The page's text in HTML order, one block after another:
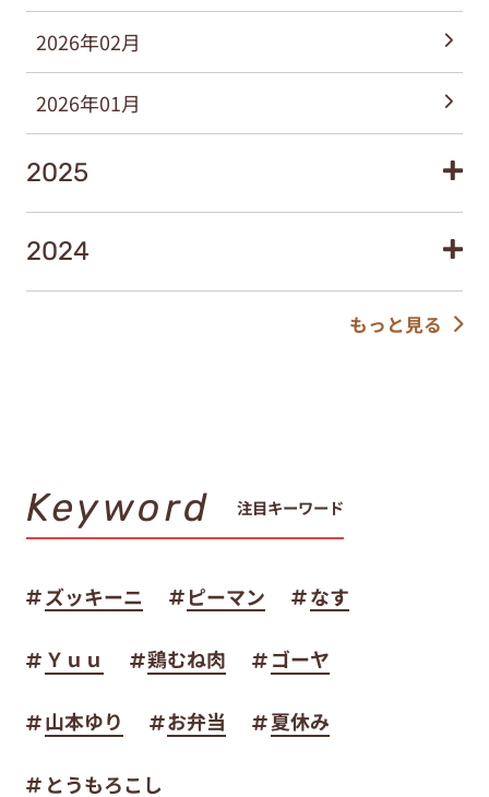
2026年02月
2026年01月
2025
2024
もっと見る
Keyword 注目キーワード
ズッキーニ ピーマン なす
Ｙｕｕ 鶏むね肉 ゴーヤ
山本ゆり お弁当 夏休み
とうもろこし